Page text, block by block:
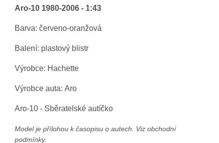
Aro-10 1980-2006 - 1:43
Barva: červeno-oranžová
Balení: plastový blistr
Výrobce: Hachette
Výrobce auta: Aro
Aro-10 - Sběratelské autíčko
Model je přílohou k časopisu o autech. Viz obchodní
podmínky.